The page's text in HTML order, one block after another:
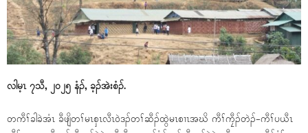
လါမ့ၤ ၇သီ, ၂၀၂၅ နံၣ်, ခ့ၣ်အဲးစံၣ်.
တကီၢ်ခါခဲအံၤ ခီဖျိတၢ်မၤစှၤလီၤဝဲဒၣ်တၢ်ဆီၣ်ထွဲမၤစၢၤအဃိ ကီၢ်ကၠီၣ်တဲၣ်-ကီၢ်ပယီၤ